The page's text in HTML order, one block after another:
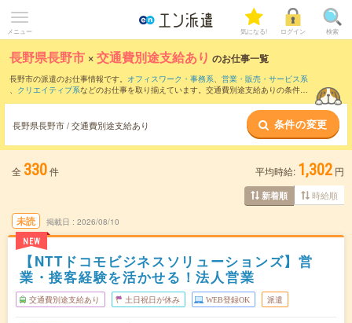
メニュー 気になる! ログイン 検索
長野県長野市 ×交通費別途支給あり のお仕事一覧
長野市の派遣のお仕事情報です。 オフィスワーク・事務系、 営業・販売・サービス系
、 クリエイティブ系などのお仕事を取り揃えています。交通費別途支給ありの条件の
長野県長野市 / 交通費別途支給あり 条件の変更
全 330件 平均時給: 1,302 円
新着順 時給順
未読
NEW
掲載日 2026/08/10
【NTTドコモビジネスソリューションズ】営
業・接客経験を活かせる！法人営業
交通費別途支給あり 土日祝日が休み WEB登録OK 派遣